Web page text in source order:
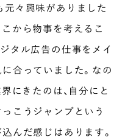
元々興味がありました
から物事を考えるこ
タル広告の仕事をメイ
合っていました。なの
にきたのは、自分にと
こうジャンプという
んだ感じはあります。